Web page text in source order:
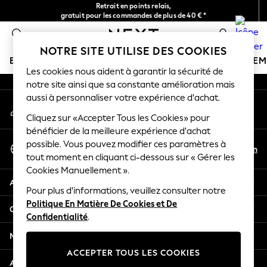
Retrait en points relais,
gratuit pour les commandes de plus de 40 € *
Livraison en 2-3 jours ouvrés*
BOUTIQUE VACANCES
HOLIDAY SHOP
Women's Holiday Shop
All Swimwear
All Beachwear
Bags & Accessories
Beach Dresses & Kaftans
Dresses
Flip Flops
Sliders
Jumpsuits & Playsuits
Linen Collection
Sandals
An error occurred on client
Nos réseaux sociaux
Mon compte
Connexion à votre compte
Sélectionnez Votre Langue
Français
En
Aide
Confidentialité et mentions légales
Ministères
Autres services
NOTRE SITE UTILISE DES COOKIES
Les cookies nous aident à garantir la sécurité de
notre site ainsi que sa constante amélioration mais
aussi à personnaliser votre expérience d'achat.
Cliquez sur «Accepter Tous les Cookies» pour
bénéficier de la meilleure expérience d'achat
possible. Vous pouvez modifier ces paramètres à
tout moment en cliquant ci-dessous sur « Gérer les
Cookies Manuellement ».
Pour plus d'informations, veuillez consulter notre
Politique En Matière De Cookies et De
Confidentialité.
ACCEPTER TOUS LES COOKIES